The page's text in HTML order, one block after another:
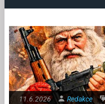
11.6.2026 Redakce